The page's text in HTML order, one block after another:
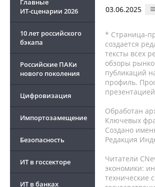
Главные
ИТ-сценарии 2026
10 лет российского
бэкапа
Российские ПАКи
нового поколения
Цифровизация
Импортозамещение
Безопасность
ИТ в госсекторе
ИТ в банках
03.06.2025
* Страница-
создается
тексты всех
обзоры
публикаций
профиль.
Обработан
Ключевых
Создано
Редакция
Читатели
экономики:
технические